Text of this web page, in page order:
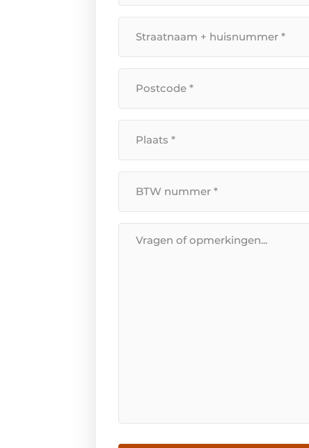
mailadres
huisnummer
Nummer
*